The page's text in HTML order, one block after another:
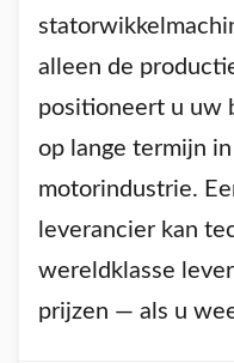
alleen de
positioneert u uw
op lange termijn
motorindustrie.
leverancier kan
wereldklasse
prijzen — als u